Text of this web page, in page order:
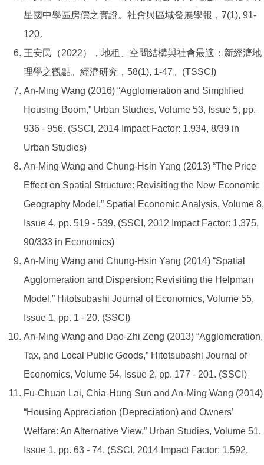
星國中學區房價之實證。社會與區域發展學報，7(1), 91-
120。
王安民（2022），地租、空間結構與社會最適：新經濟地
理學之觀點。經濟研究，58(1), 1-47。(TSSCI)
An-Ming Wang (2016) “Agglomeration and Simplified
Housing Boom,” Urban Studies, Volume 53, Issue 5, pp.
936 - 956. (SSCI, 2014 Impact Factor: 1.934, 8/39 in
Urban Studies)
An-Ming Wang and Chung-Hsin Yang (2013) “The Price
Effect on Spatial Structure: Revisiting the New Economic
Geography Model,” Spatial Economic Analysis, Volume 8,
Issue 4, pp. 519 - 539. (SSCI, 2012 Impact Factor: 1.375,
90/333 in Economics)
An-Ming Wang and Chung-Hsin Yang (2014) “Spatial
Agglomeration and Dispersion: Revisiting the Helpman
Model,” Hitotsubashi Journal of Economics, Volume 55,
Issue 1, pp. 1 - 20. (SSCI)
An-Ming Wang and Dao-Zhi Zeng (2013) “Agglomeration,
Tax, and Local Public Goods,” Hitotsubashi Journal of
Economics, Volume 54, Issue 2, pp. 177 - 201. (SSCI)
Fu-Chuan Lai, Chia-Hung Sun and An-Ming Wang (2014)
“Housing Appreciation (Depreciation) and Owners’
Welfare: An Alternative View,” Urban Studies, Volume 51,
Issue 1, pp. 63 - 74. (SSCI, 2014 Impact Factor: 1.592,